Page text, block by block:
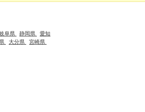
阜県 静岡県
愛知
大分県
宮崎県